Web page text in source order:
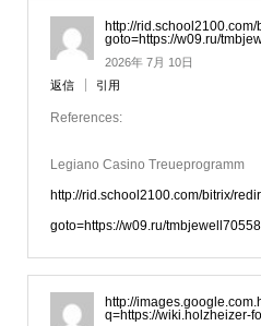
http://
goto=https://w09.ru/
2026年 7月 10日
返信
引用
References:
Legiano Casino Treueprogramm
http://rid.school2100.com/bitrix/
goto=https://w09.ru/tmbjewell70558
http://
q=https://wiki.holzheizer-